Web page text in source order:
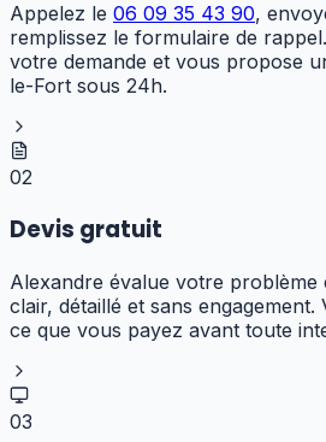
Appelez le 06 09 35 43 90,
remplissez le formulaire de
votre demande et vous propose
le-Fort sous 24h.
02
Devis gratuit
Alexandre évalue votre problème
clair, détaillé et sans
ce que vous payez avant toute
03